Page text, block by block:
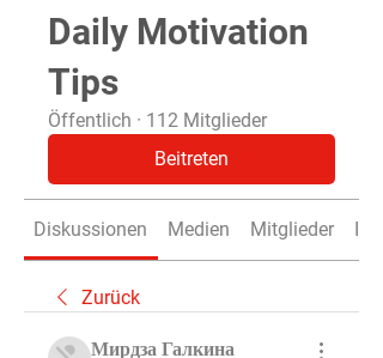
Daily Motivation
Tips
Öffentlich · 112 Mitglieder
Beitreten
Diskussionen Medien Mitglieder Info
Zurück
Мирдза Галкина